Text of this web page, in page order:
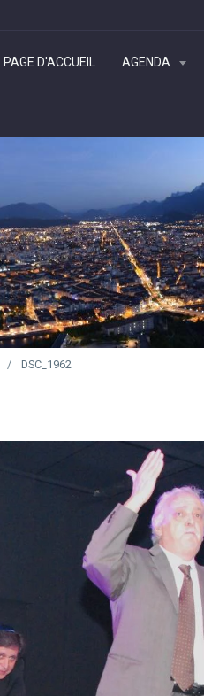
PAGE D'ACCUEIL AGENDA
DSC_1962